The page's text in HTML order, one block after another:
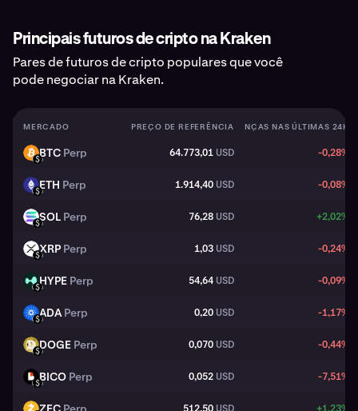
Principais futuros de cripto na Kraken
Pares de futuros de cripto populares que você
pode negociar na Kraken.
MERCADO PREÇO DE REFERÊNCIAMUDANÇAS NAS ÚLTIMAS 24H
BTC
USDBTC Perp 64.773,01 USD -0,28%
ETH
USDETH Perp 1.914,40 USD -0,08%
SOL
USDSOL Perp 76,28 USD +2,02%
XRP
USDXRP Perp 1,03 USD -0,24%
HYPE
USDHYPE Perp 54,64 USD -0,09%
ADA
USDADAPerp 0,20 USD -1,17%
DOGE
USDDOGE Perp 0,070 USD -0,44%
BICO
USDBICO Perp 0,052 USD -7,51%
ZEC